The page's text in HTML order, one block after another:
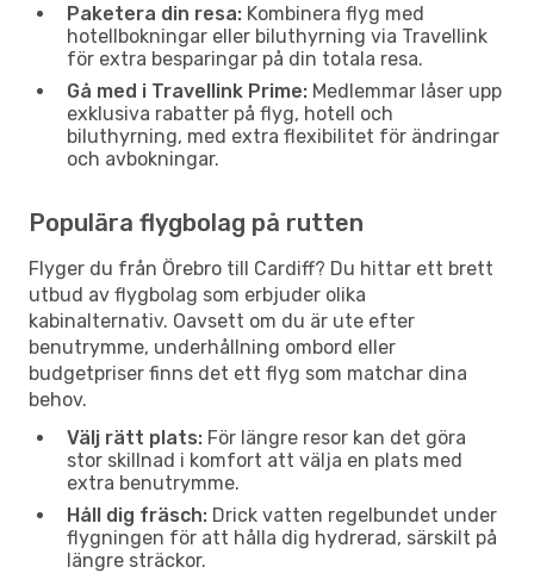
Paketera din resa: Kombinera flyg med
hotellbokningar eller biluthyrning via Travellink
för extra besparingar på din totala resa.
Gå med i Travellink Prime: Medlemmar låser upp
exklusiva rabatter på flyg, hotell och
biluthyrning, med extra flexibilitet för ändringar
och avbokningar.
Populära flygbolag på rutten
Flyger du från Örebro till Cardiff? Du hittar ett brett
utbud av flygbolag som erbjuder olika
kabinalternativ. Oavsett om du är ute efter
benutrymme, underhållning ombord eller
budgetpriser finns det ett flyg som matchar dina
behov.
Välj rätt plats: För längre resor kan det göra
stor skillnad i komfort att välja en plats med
extra benutrymme.
Håll dig fräsch: Drick vatten regelbundet under
flygningen för att hålla dig hydrerad, särskilt på
längre sträckor.